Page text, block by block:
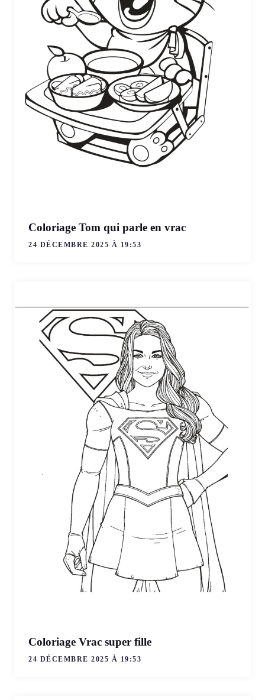
Coloriage Tom qui parle en vrac
24 DÉCEMBRE 2025 À 19:53
Coloriage Vrac super fille
24 DÉCEMBRE 2025 À 19:53